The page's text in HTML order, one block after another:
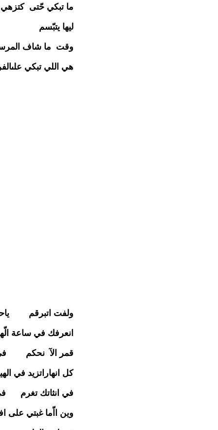
ما تبكي حّتى
ليها يتبّسم
وقت ما شاف
هي اللي تبكي
ولفت اتبرقم
انعرفك في ساعة
قمر الآ نحكم في
كل انهاراتزيد في
في انثاتك تغرم
وين ااّما غبتي على